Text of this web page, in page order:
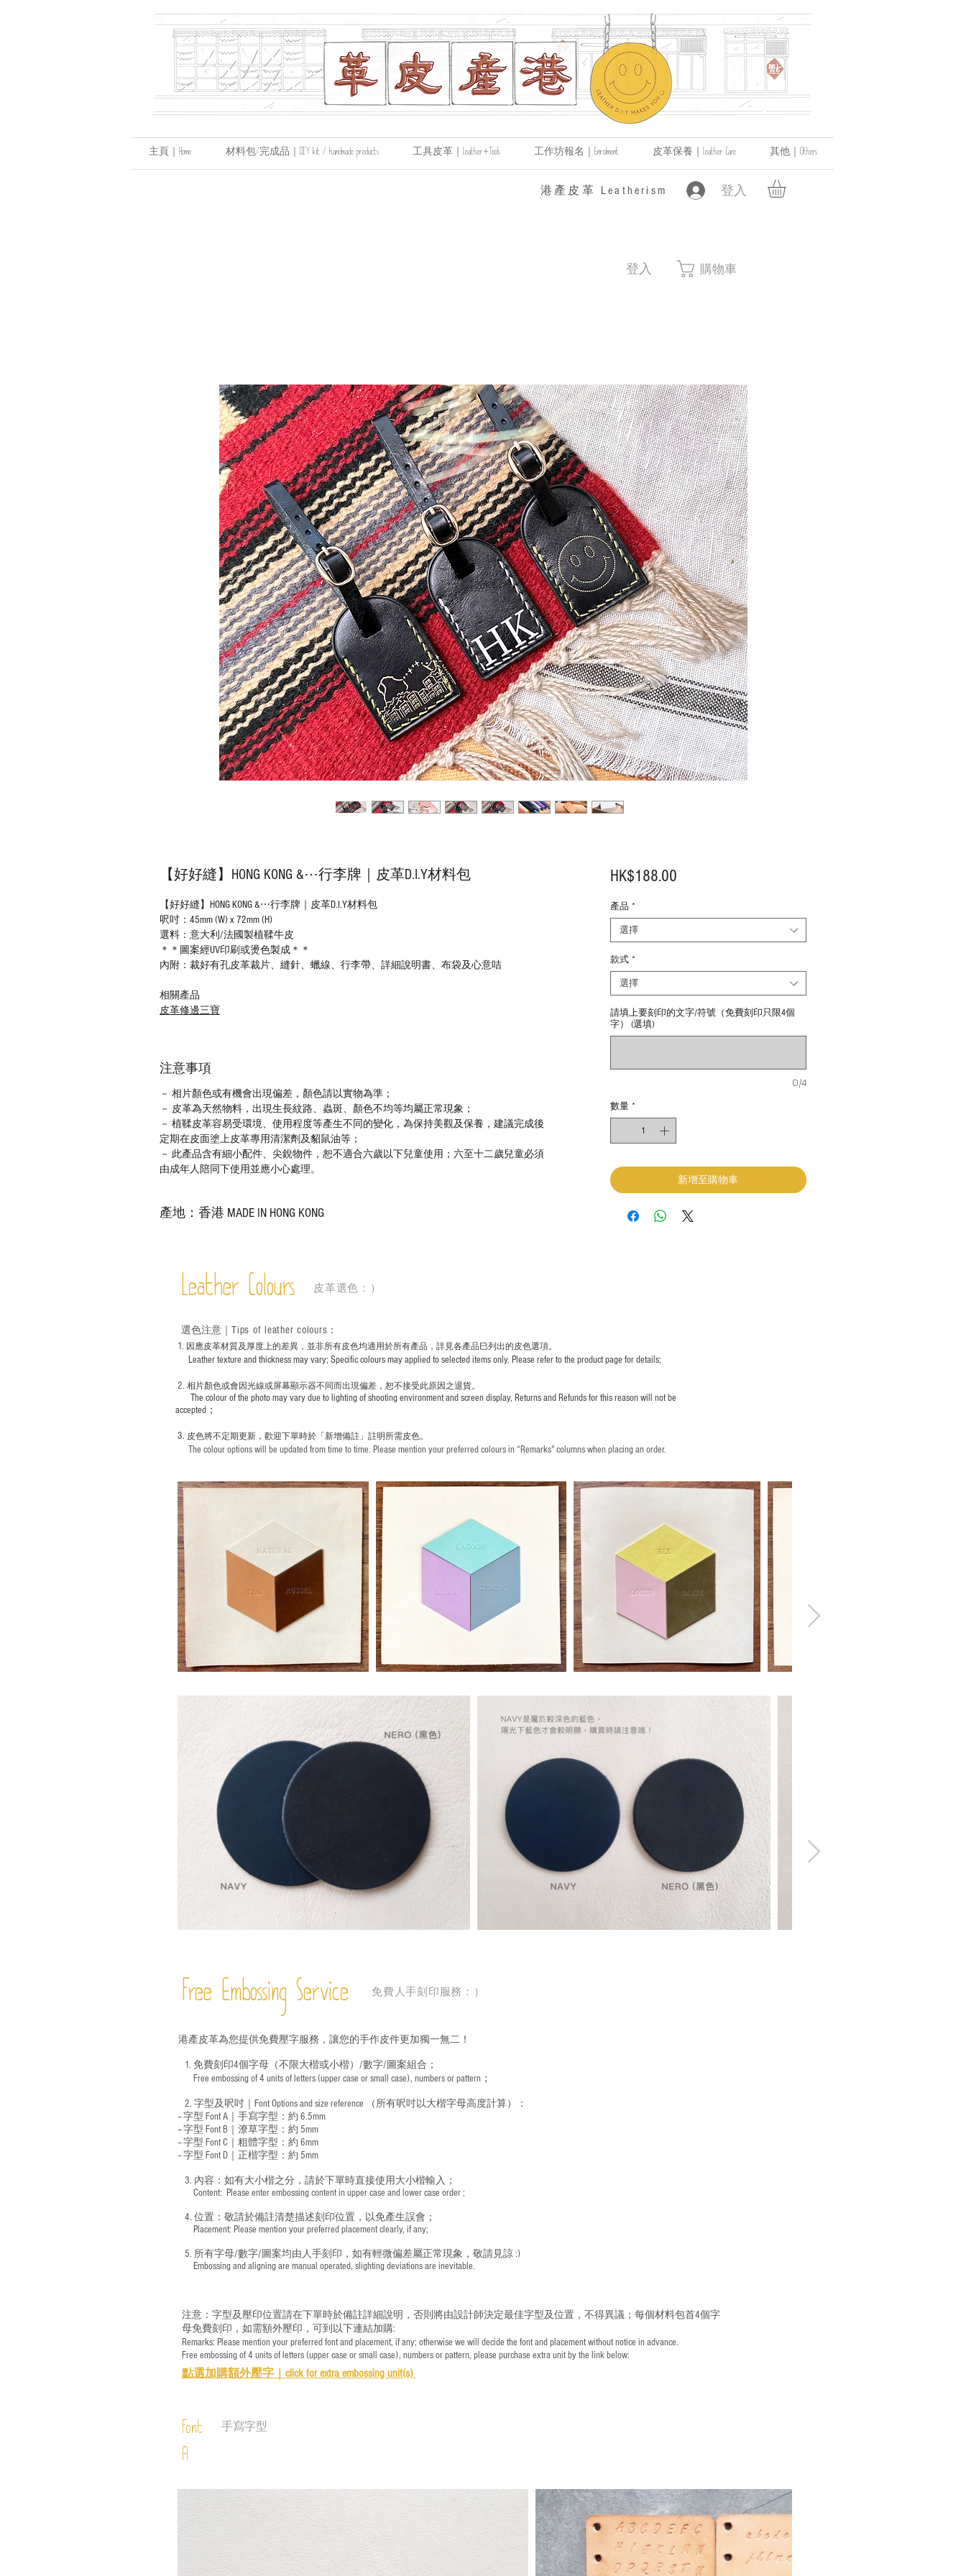
主頁｜Home 材料包/完成品｜DIY kit / handmade products 工具皮革｜Leather+Tools 工作坊報名｜Enrolment 皮革保養｜Leather Care 其他｜Others
登入
​港產皮革 Leatherism
登入 購物車
【好好縫】HONG KONG &⋯行李牌｜皮革D.I.Y材料包
【好好縫】HONG KONG &⋯行李牌｜皮革D.I.Y材料包
呎吋：45mm (W) x 72mm (H)
選料：意大利/法國製植鞣牛皮
＊＊圖案經UV印刷或燙色製成＊＊
內附：裁好有孔皮革裁片、縫針、蠟線、行李帶、詳細說明書、布袋及心意咭
相關產品
皮革修邊三寶
注意事項
－ 相片顏色或有機會出現偏差，顏色請以實物為準；
－ 皮革為天然物料，出現生長紋路、蟲斑、顏色不均等均屬正常現象；
－ 植鞣皮革容易受環境、使用程度等產生不同的變化，為保持美觀及保養，建議完成後
定期在皮面塗上皮革專用清潔劑及貂鼠油等；
－ 此產品含有細小配件、尖銳物件，恕不適合六歲以下兒童使用；六至十二歲兒童必須
由成年人陪同下使用並應小心處理。
產地：香港 MADE IN HONG KONG
HK$188.00價
產品 *
選擇
款式 *
選擇
請填上要刻印的文字/符號（免費刻印只限4個
字） (選填)
0/4
數量 *
新增至購物車
Leather Colours 皮革選色：）
1. ​ 因應皮革材質及厚度上的差異，並非所有皮色均適用於所有產品，詳見各產品巳列出的皮色選項。
Leather texture and thickness may vary; Specific colours may applied to selected items only. Please refer to the product page for details;
2. 相片顏色或會因光線或屏幕顯示器不同而出現偏差，恕不接受此原因之退貨。
The colour of the photo may vary due to lighting of shooting environment and screen display, Returns and Refunds for this reason will not be
accepted；
3. 皮色將不定期更新，歡迎下單時於「新增備註」註明 所需皮色。
The colour options will be updated from time to time. Please mention your preferred colours in “Remarks" columns when placing an order.
選色注意｜ Tips of leather colours ：
Free Embossing Service 免費人手刻印服務：）
港產皮革為您提供免費壓字服務，讓您的手作皮件更加獨一無二！
1. 免費刻印4個字母（不限大楷或小楷）/數字/圖案組合；
Free embossing of 4 units of letters (upper case or small case), numbers or pattern；
2. 字型及呎吋｜ Font Options and size reference
（所有呎吋以大楷字母高度計算）：
-- 字型 Font A｜手寫字型：約 6.5mm
-- 字型 Font B｜潦草字型： 約 5mm
-- 字型 Font C｜粗體字型：約 6mm
-- 字型 Font D｜正楷字型： 約 5mm
3. 內容：如有大小楷之分，請於下單時直接使用大小楷輸入；
​ Content: Please enter embossing content in upper case and lower case order ;
4. 位置：敬請於備註清楚描述刻印位置，以免產生誤會；
​ Placement: Please mention your preferred placement clearly, if any;
5. 所有字母/數字/圖案均由人手刻印，如有輕微偏差屬正常現象，敬請見諒 :)
​ Embossing and aligning are manual operated, slighting deviations are inevitable.
注意：字型及壓印位置請在下單時於備註詳細說明，否則將由設計師決定最佳字型及位置，不得異議；每個材料包首4個字
母免費刻印，如需額外壓印，可到以下連結加購:
Remarks: Please mention your preferred font and placement, if any; otherwise we will decide the font and placement without notice in advance.
Free embossing of 4 units of letters (upper case or small case), numbers or pattern, please purchase extra unit by the link below:
點選加購額外壓字｜ click for extra embossing unit(s)
Font
A
手寫字型